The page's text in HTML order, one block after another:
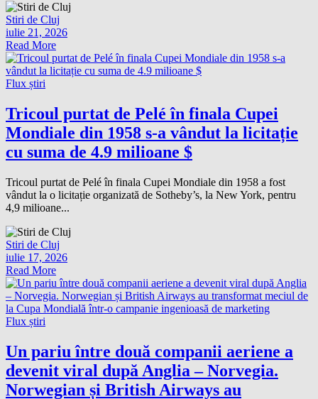
Stiri de Cluj
iulie 21, 2026
Read More
Flux știri
Tricoul purtat de Pelé în finala Cupei
Mondiale din 1958 s-a vândut la licitație
cu suma de 4.9 milioane $
Tricoul purtat de Pelé în finala Cupei Mondiale din 1958 a fost
vândut la o licitație organizată de Sotheby’s, la New York, pentru
4,9 milioane...
Stiri de Cluj
iulie 17, 2026
Read More
Flux știri
Un pariu între două companii aeriene a
devenit viral după Anglia – Norvegia.
Norwegian și British Airways au